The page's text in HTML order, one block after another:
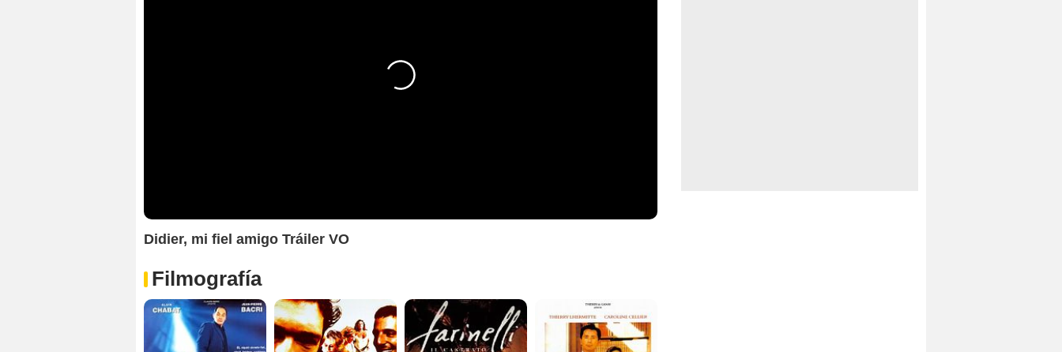
Didier, mi fiel amigo Tráiler VO
Filmografía